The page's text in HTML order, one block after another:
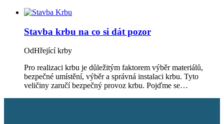
Stavba krbu na co si dát pozor
OdHřející krby
Pro realizaci krbu je důležitým faktorem výběr materiálů,
bezpečné umístění, výběr a správná instalaci krbu. Tyto
veličiny zaručí bezpečný provoz krbu. Pojďme se…